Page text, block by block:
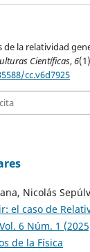
de la relatividad
Científicas,6
cc.v6d7925
Nicolás
el caso de
6 Núm. 1
de la Física